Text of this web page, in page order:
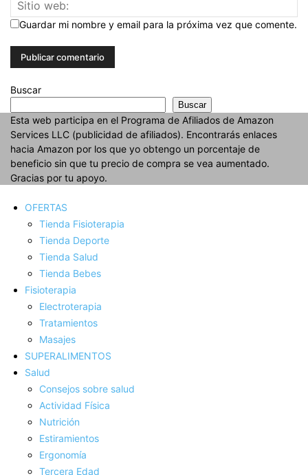
Guardar mi nombre y email para la próxima vez que comente.
Buscar
Buscar
Esta web participa en el Programa de Afiliados de Amazon
Services LLC (publicidad de afiliados). Encontrarás enlaces
hacia Amazon por los que yo obtengo un porcentaje de
beneficio sin que tu precio de compra se vea aumentado.
Gracias por tu apoyo.
OFERTAS
Tienda Fisioterapia
Tienda Deporte
Tienda Salud
Tienda Bebes
Fisioterapia
Electroterapia
Tratamientos
Masajes
SUPERALIMENTOS
Salud
Consejos sobre salud
Actividad Fí­sica
Nutrición
Estiramientos
Ergonomí­a
Tercera Edad